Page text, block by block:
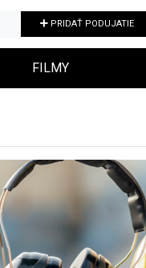
PRIDAŤ PODUJATIE
FILMY